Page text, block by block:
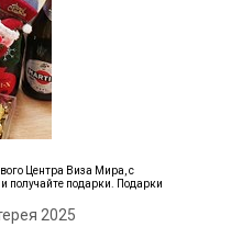
Центра Виза Мира, с
подарки. Подарки
2025